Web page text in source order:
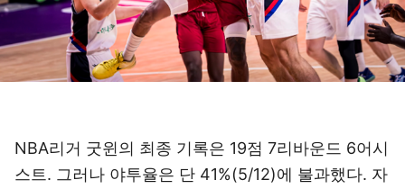
NBA리거 굿윈의 최종 기록은 19점 7리바운드 6어시
스트. 그러나 야투율은 단 41%(5/12)에 불과했다. 자